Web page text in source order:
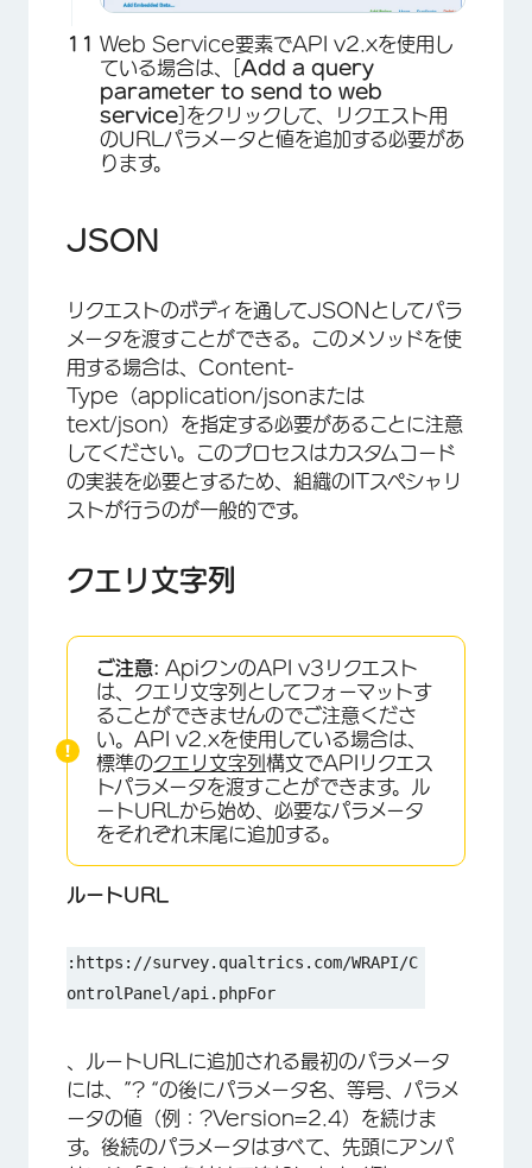
×
×
Web Service要素でAPI v2.xを使用し
ている場合は、[ Add a query
parameter to send to web
service ]をクリックして、リクエスト用
のURLパラメータと値を追加する必要があ
ります。
JSON
リクエストのボディを通してJSONとしてパラ
メータを渡すことができる。このメソッドを使
用する場合は、Content-
Type（application/jsonまたは
text/json）を指定する必要があることに注意
してください。このプロセスはカスタムコード
の実装を必要とするため、組織のITスペシャリ
ストが行うのが一般的です。
クエリ文字列
ご注意: ApiクンのAPI v3リクエスト
は、クエリ文字列としてフォーマットす
ることができませんのでご注意くださ
い。API v2.xを使用している場合は、
標準のクエリ文字列 構文でAPIリクエス
トパラメータを渡すことができます。ル
ートURLから始め、必要なパラメータ
をそれぞれ末尾に追加する。
ルートURL
:https://survey.qualtrics.com/WRAPI/C
ontrolPanel/api.phpFor
、ルートURLに追加される最初のパラメータ
には、”? “の後にパラメータ名、等号、パラメ
ータの値（例：?Version=2.4）を続けま
す。後続のパラメータはすべて、先頭にアンパ